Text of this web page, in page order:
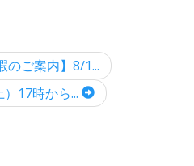
のご案内】8/1...
17時から...